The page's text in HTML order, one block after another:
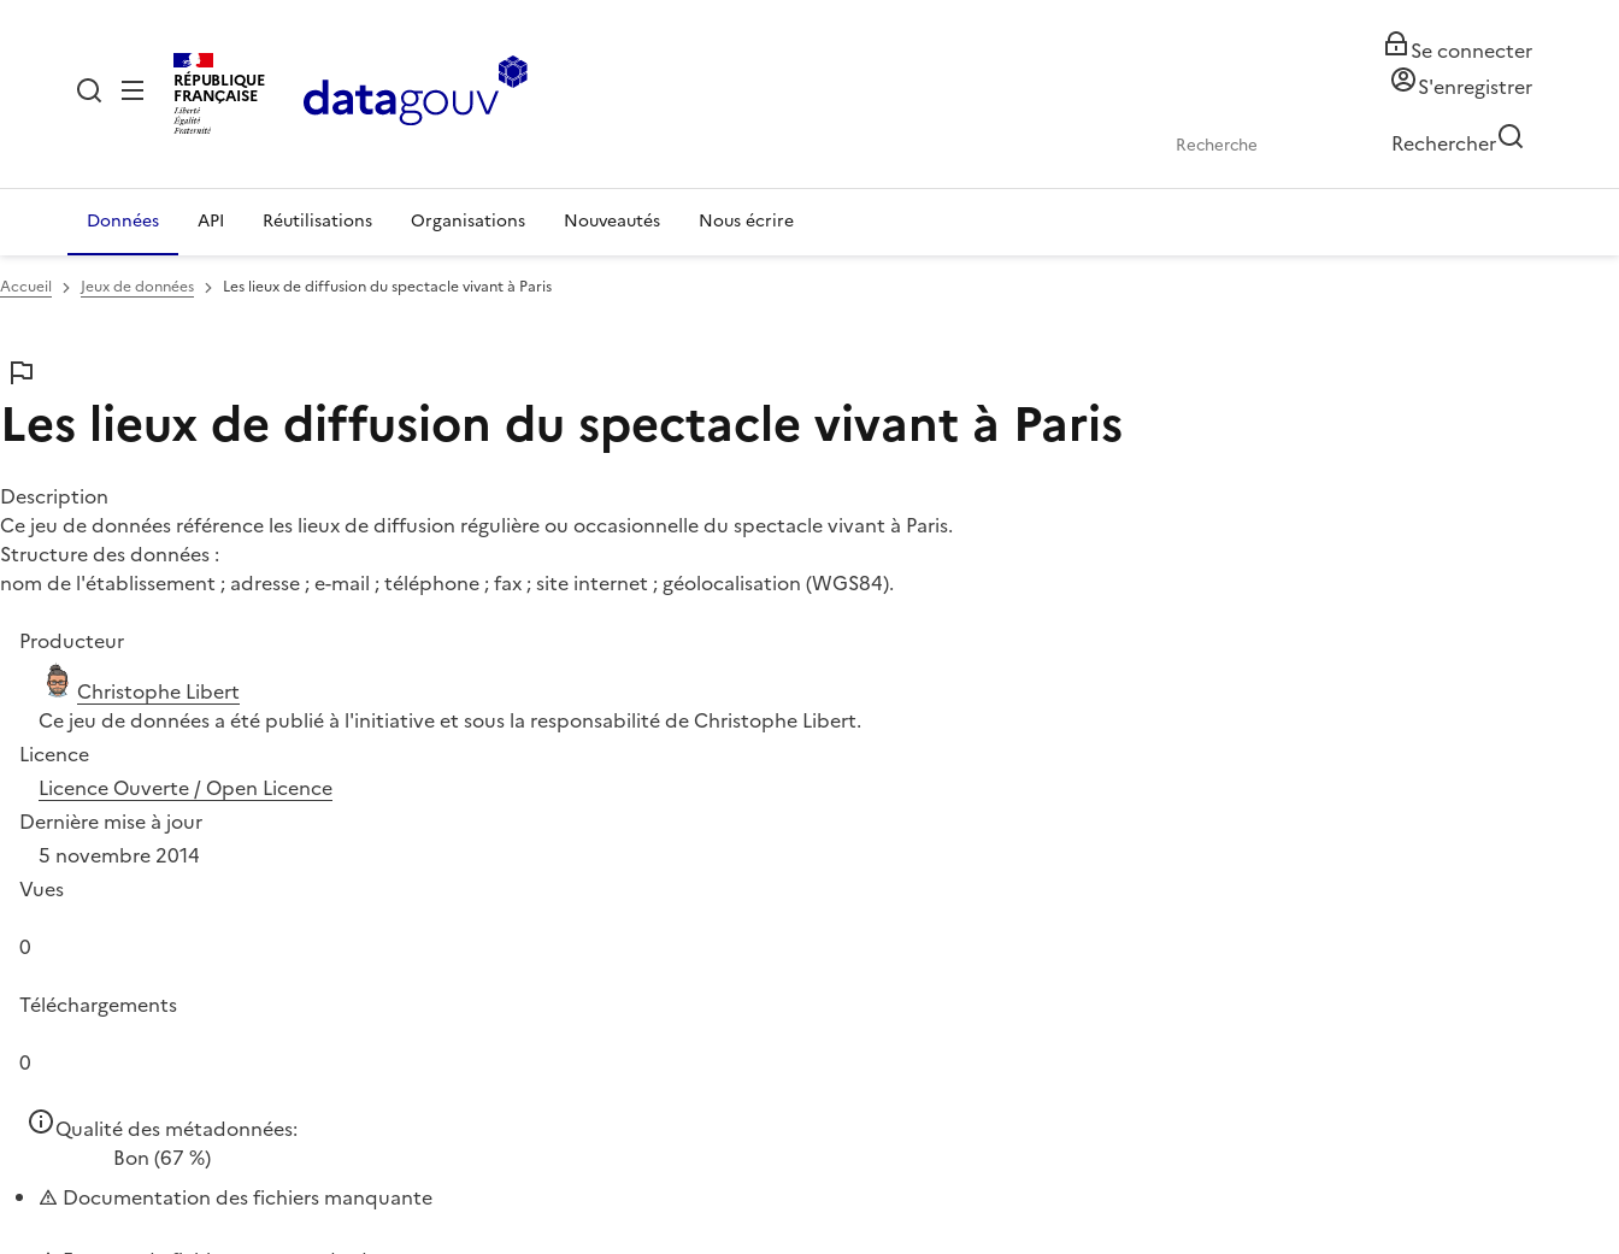
RÉPUBLIQUE
FRANÇAISE
Se connecter
S'enregistrer
Rechercher
Données API Réutilisations Organisations Nouveautés Nous écrire
Accueil Jeux de données Les lieux de diffusion du spectacle vivant à Paris
Les lieux de diffusion du spectacle vivant à Paris
Description
Ce jeu de données référence les lieux de diffusion régulière ou occasionnelle du spectacle vivant à Paris.
Structure des données :
nom de l'établissement ; adresse ; e-mail ; téléphone ; fax ; site internet ; géolocalisation (WGS84).
Producteur
Christophe Libert
Ce jeu de données a été publié à l'initiative et sous la responsabilité de Christophe Libert.
Licence
Licence Ouverte / Open Licence
Dernière mise à jour
5 novembre 2014
Vues
0
Téléchargements
0
Qualité des métadonnées:
Bon (67 %)
Documentation des fichiers manquante